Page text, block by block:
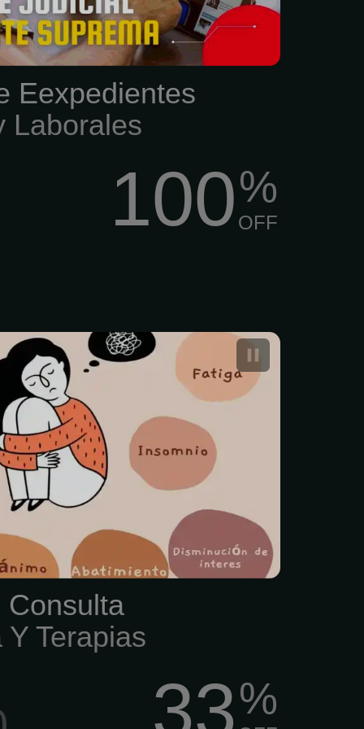
Eexpedientes
Laborales
100%
OFF
Terapia de Parejas,
Clínica especializada
Experiencia, Ética,
Discresión.
Guadalajara, siempre
Consulta
Terapias
33%